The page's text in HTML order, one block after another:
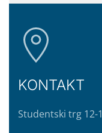
KONTAKT
Studentski trg 12-